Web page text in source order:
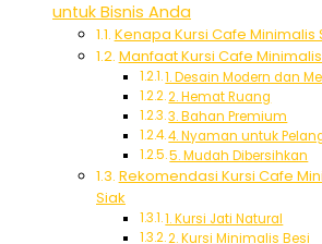
untuk Bisnis Anda
Kenapa Kursi Cafe Minimalis
Manfaat Kursi Cafe
1. Desain Modern dan
2. Hemat Ruang
3. Bahan Premium
4. Nyaman untuk
5. Mudah Dibersihkan
Rekomendasi Kursi Cafe
Siak
1. Kursi Jati Natural
2. Kursi Minimalis Besi